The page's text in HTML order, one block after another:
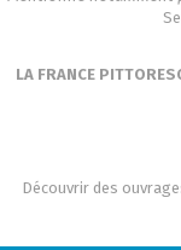
LA FRANCE
Découvrir des